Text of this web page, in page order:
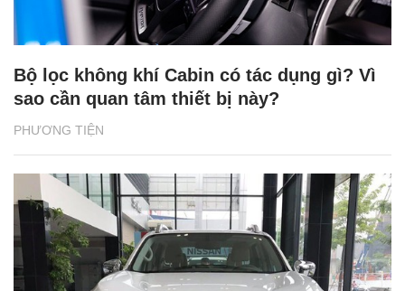
PHƯƠNG TIỆN
Bộ lọc không khí Cabin có tác dụng gì? Vì
sao cần quan tâm thiết bị này?